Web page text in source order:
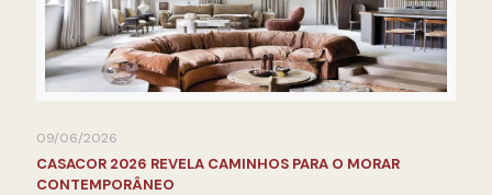
09/06/2026
CASACOR 2026 REVELA CAMINHOS PARA O MORAR
CONTEMPORÂNEO